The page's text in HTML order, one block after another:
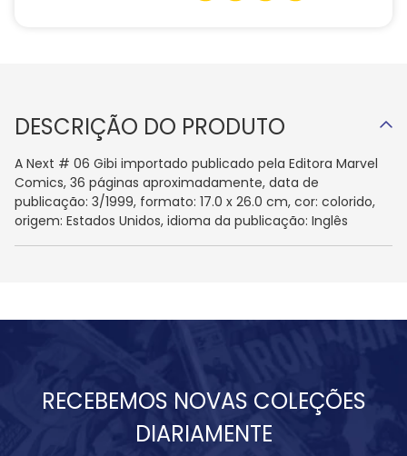
DESCRIÇÃO DO PRODUTO
A Next # 06 Gibi importado publicado pela Editora Marvel
Comics, 36 páginas aproximadamente, data de
publicação: 3/1999, formato: 17.0 x 26.0 cm, cor: colorido,
origem: Estados Unidos, idioma da publicação: Inglês
RECEBEMOS NOVAS COLEÇÕES
DIARIAMENTE